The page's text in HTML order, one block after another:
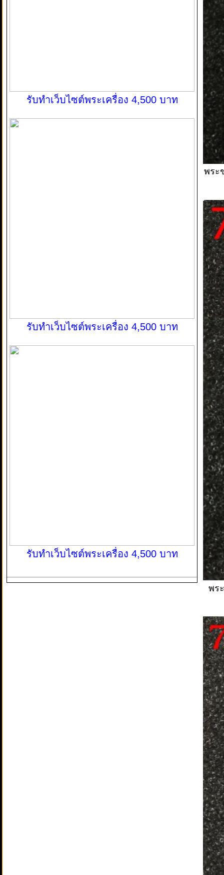
รับทำเว็บไซต์พระเครื่อง 4,500 บาท
รับทำเว็บไซต์พระเครื่อง 4,500 บาท
รับทำเว็บไซต์พระเครื่อง 4,500 บาท
พระ
พร